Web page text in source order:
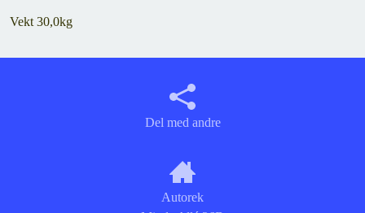
Vekt 30,0kg
Del med andre
Autorek